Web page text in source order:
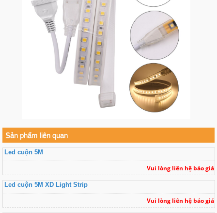
Sản phẩm liên quan
Led cuộn 5M
Vui lòng liên hệ báo giá
Led cuộn 5M XD Light Strip
Vui lòng liên hệ báo giá